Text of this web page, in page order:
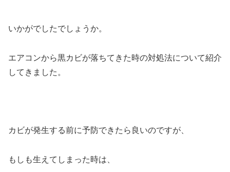
いかがでしたでしょうか。
エアコンから黒カビが落ちてきた時の対処法について紹介
してきました。
カビが発生する前に予防できたら良いのですが、
もしも生えてしまった時は、